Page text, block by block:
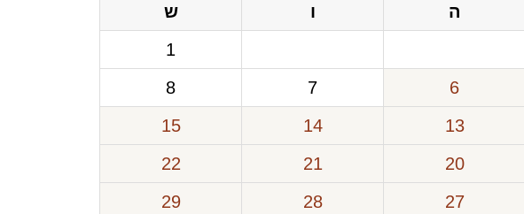
ה ו
ש
1
6
7
8
13
14
15
20
21
22
27
28
29